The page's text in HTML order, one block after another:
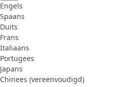
Engels
Spaans
Duits
Frans
Italiaans
Portugees
Japans
Chinees (vereenvoudigd)